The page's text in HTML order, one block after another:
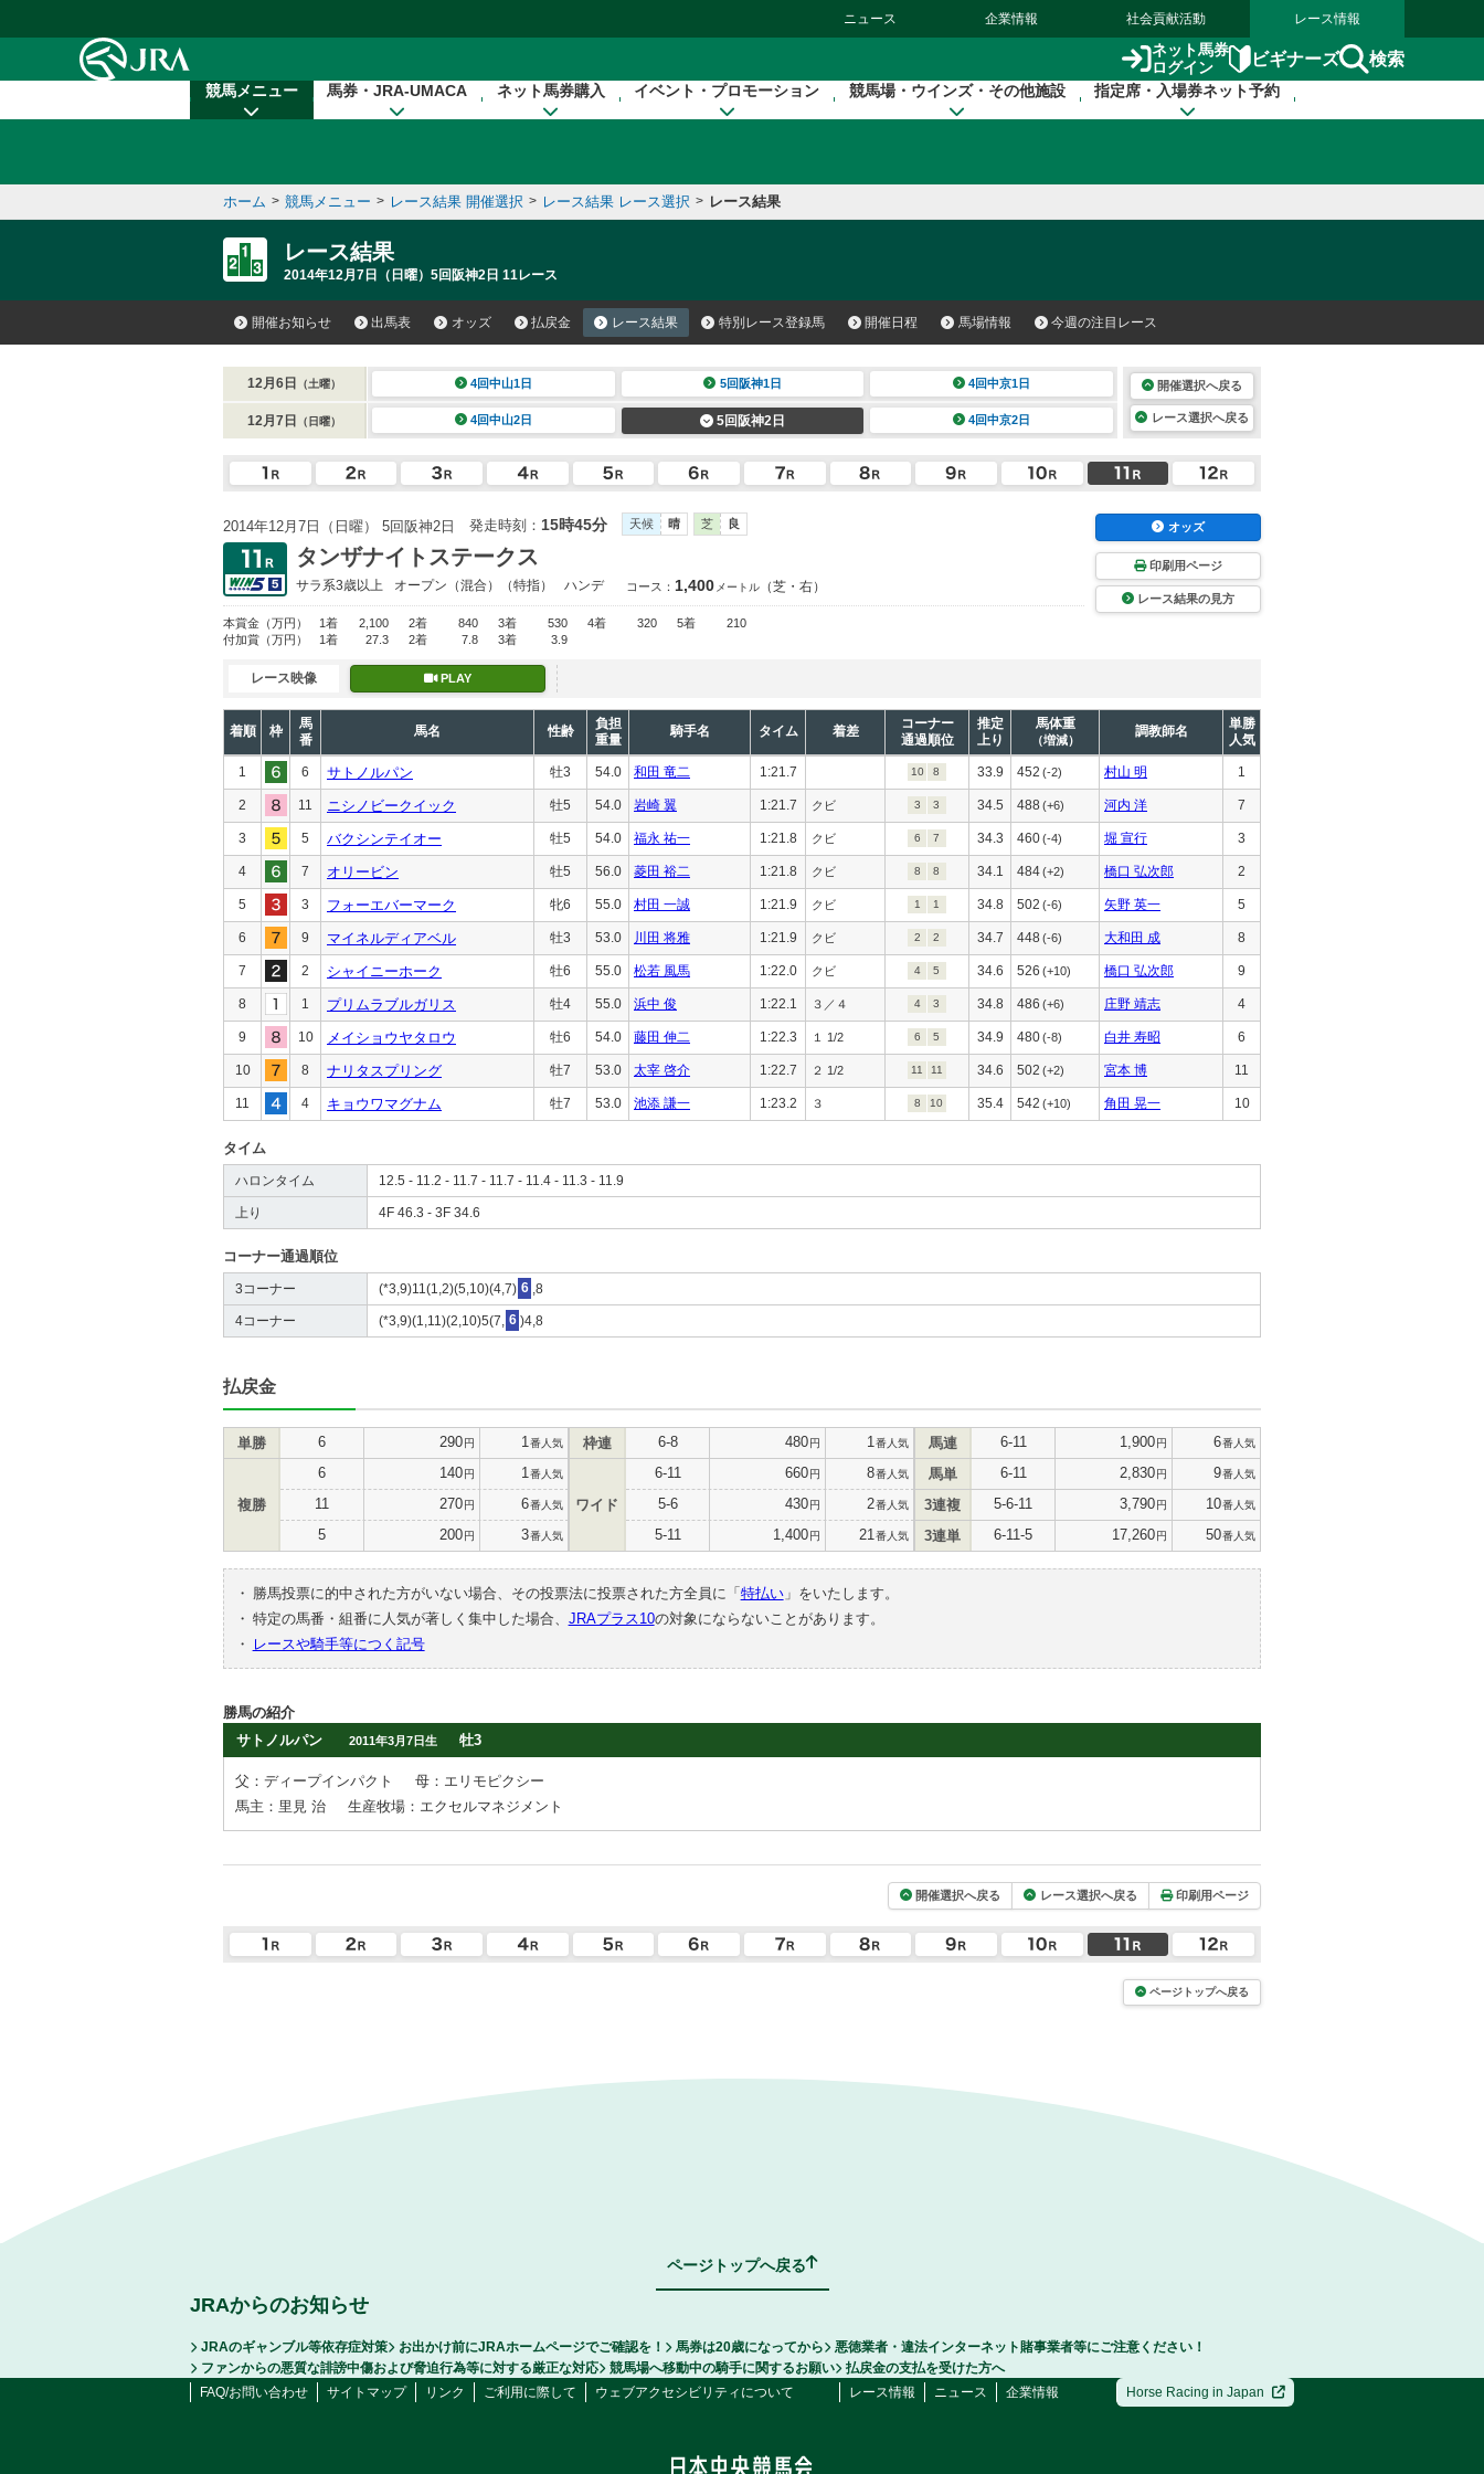
ニュース 企業情報 社会貢献活動 レース情報
ネット馬券
ログイン
ビギナーズ 検索
競馬メニュー 馬券・JRA-UMACA ネット馬券購入 イベント・プロモーション 競馬場・ウインズ・その他施設 指定席・入場券ネット予約
ホーム > 競馬メニュー > レース結果 開催選択 > レース結果 レース選択 > レース結果
レース結果
2014年12月7日（日曜）5回阪神2日 11レース
開催お知らせ 出馬表 オッズ 払戻金 レース結果 特別レース登録馬 開催日程 馬場情報 今週の注目レース
12月6日 （土曜） 4回中山1日 5回阪神1日 4回中京1日
12月7日 （日曜） 4回中山2日 5回阪神2日 4回中京2日
開催選択へ戻る
レース選択へ戻る
2014年12月7日（日曜） 5回阪神2日 発走時刻： 15時45分 天候 晴 芝 良
タンザナイトステークス
サラ系3歳以上 オープン （混合）（特指） ハンデ コース： 1,400 メートル （芝・右）
本賞金 （万円） 1着 2,100 2着 840 3着 530 4着 320 5着
210
付加賞 （万円） 1着 27.3 2着 7.8 3着 3.9
オッズ
印刷用ページ
レース結果の見方
レース映像 PLAY
着順 枠
馬
番
馬名 性齢
負担
重量
騎手名 タイム 着差
コーナー
通過順位
推定
上り
馬体重
（増減）
調教師名
単勝
人気
1 6 サトノルパン 牡3 54.0 和田 竜二 1:21.7 10 8 33.9 452 (-2) 村山 明 1
2 11 ニシノビークイック 牡5 54.0 岩崎 翼 1:21.7 クビ 3 3 34.5 488 (+6) 河内 洋 7
3 5 バクシンテイオー 牡5 54.0 福永 祐一 1:21.8 クビ 6 7 34.3 460(-4) 堀 宣行 3
4 7 オリービン 牡5 56.0 菱田 裕二 1:21.8 クビ 8 8 34.1 484(+2) 橋口 弘次郎 2
5 3 フォーエバーマーク 牝6 55.0 村田 一誠 1:21.9 クビ 1 1 34.8 502 (-6) 矢野 英一 5
6 9 マイネルディアベル 牡3 53.0 川田 将雅 1:21.9 クビ 2 2 34.7 448 (-6) 大和田 成 8
7 2 シャイニーホーク 牡6 55.0 松若 風馬 1:22.0 クビ 4 5 34.6 526 (+10) 橋口 弘次郎 9
8 1 プリムラブルガリス 牡4 55.0 浜中 俊 1:22.1 ３／４ 4 3 34.8 486 (+6) 庄野 靖志 4
9 10 メイショウヤタロウ 牡6 54.0 藤田 伸二 1:22.3 １ 1/2 6 5 34.9 480(-8) 白井 寿昭 6
10 8 ナリタスプリング 牡7 53.0 太宰 啓介 1:22.7 ２ 1/2 11 11 34.6 502 (+2) 宮本 博 11
11 4 キョウワマグナム 牡7 53.0 池添 謙一 1:23.2 ３ 8 10 35.4 542 (+10) 角田 晃一 10
タイム
ハロンタイム 12.5 - 11.2 - 11.7 - 11.7 - 11.4 - 11.3 - 11.9
上り 4F 46.3 - 3F 34.6
コーナー通過順位
3コーナー (*3,9)11(1,2)(5,10)(4,7) 6 ,8
4コーナー (*3,9)(1,11)(2,10)5(7, 6 )4,8
払戻金
単勝 6 290円 1 番人気
複勝
6 140円 1 番人気
11 270円 6番人気
5 200円 3番人気
枠連 6-8 480円 1 番人気
ワイド
6-11 660円 8番人気
5-6 430円 2番人気
5-11 1,400円 21 番人気
馬連 6-11 1,900円 6番人気
馬単 6-11 2,830円 9番人気
3連複 5-6-11 3,790円 10番人気
3連単 6-11-5 17,260円 50番人気
・ 勝馬投票に的中された方がいない場合、その投票法に投票された方全員に「 特払い」をいたします。
・ 特定の馬番・組番に人気が著しく集中した場合、 JRAプラス10の対象にならないことがあります。
・
レースや騎手等につく記号
勝馬の紹介
サトノルパン
2011年3月7日生 牡3
父：ディープインパクト
母：エリモピクシー
馬主：里見 治
生産牧場：エクセルマネジメント
開催選択へ戻る レース選択へ戻る 印刷用ページ
ページトップへ戻る
ページトップへ戻る
JRAからのお知らせ
JRAのギャンブル等依存症対策 お出かけ前にJRAホームページでご確認を！ 馬券は20歳になってから
悪徳業者・違法インターネット賭事業者等にご注意ください！
ファンからの悪質な誹謗中傷および脅迫行為等に対する厳正な対応
競馬場へ移動中の騎手に関するお願い
払戻金の支払を受けた方へ
FAQ/お問い合わせ
サイトマップ リンク ご利用に際して ウェブアクセシビリティについて レース情報 ニュース 企業情報 Horse Racing in Japan